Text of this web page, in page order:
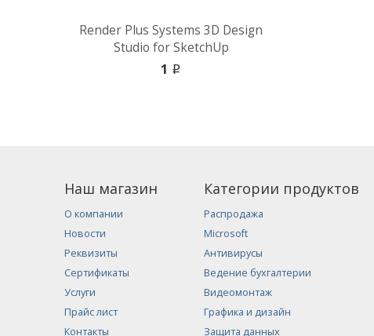
Render Plus Systems 3D Design
Studio for SketchUp
1 i
Наш магазин
О компании
Новости
Реквизиты
Сертификаты
Услуги
Прайс лист
Контакты
Категории продуктов
Распродажа
Microsoft
Антивирусы
Ведение бухгалтерии
Видеомонтаж
Графика и дизайн
Защита данных